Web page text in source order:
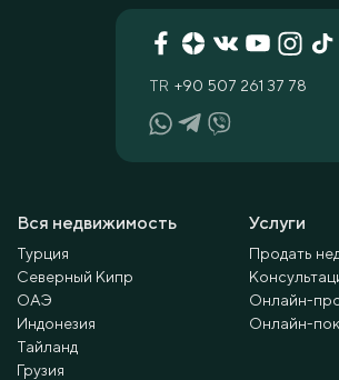
Вся недвижимость
Турция
Северный Кипр
ОАЭ
Индонезия
Тайланд
Грузия
Услуги
Продать
Онлайн-
Онлайн-
TR +90 507 261 37 78